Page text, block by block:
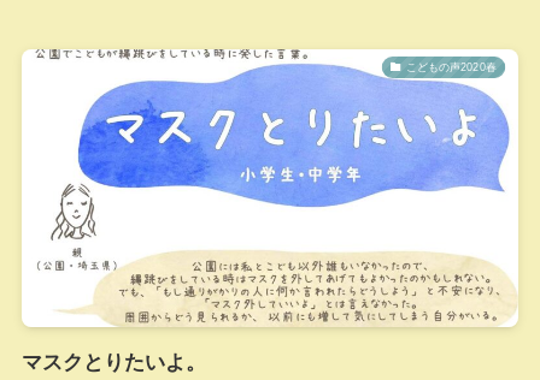
こどもの声2020春
マスクとりたいよ。